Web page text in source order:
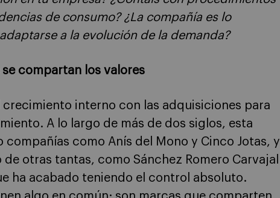
de consumo? ¿La compañía es lo
a la evolución de la demanda?
compartan los valores
crecimiento interno con las adquisiciones para
A lo largo de más de dos siglos, esta
como Anís del Mono y Cinco Jotas, y
otras tantas, como Sánchez Romero Carvajal
ha acabado teniendo el control absoluto.